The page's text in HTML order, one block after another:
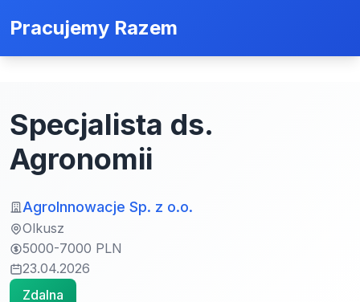
Pracujemy Razem
Specjalista ds.
Agronomii
AgroInnowacje Sp. z o.o.
Olkusz
5000-7000 PLN
23.04.2026
Zdalna